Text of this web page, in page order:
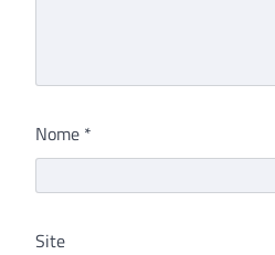
Nome *
Site